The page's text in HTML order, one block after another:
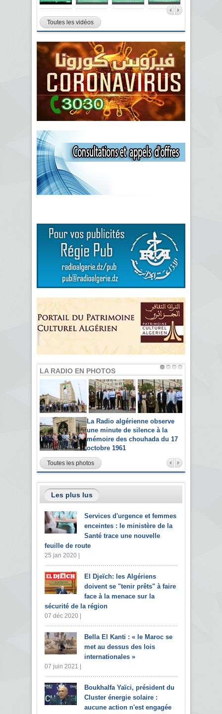
Toutes les vidéos
LA RADIO EN PHOTOS
La Radio algérienne observe
une minute de silence à la
mémoire des chouhada du 17
octobre 1961
Toutes les photos
Les plus lus
Services d'urgence et femmes
enceintes : le ministère de la
Santé trace une nouvelle
feuille de route
25 jan 2020 |
El Djeïch: les Algériens
doivent se "tenir prêts" à faire
face à la menace sur la
sécurité de la région
07 déc 2020 |
Bella El Kanti : « le Maroc se
met au dessus des lois
internationales »
07 juin 2021 |
Boukhalfa Yaïci, président du
Cluster énergie solaire :
aucune action n'est engagée